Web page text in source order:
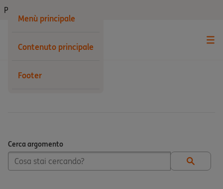
Menù principale
Contenuto principale
Footer
Privati
Cerca argomento
Cerca argomento